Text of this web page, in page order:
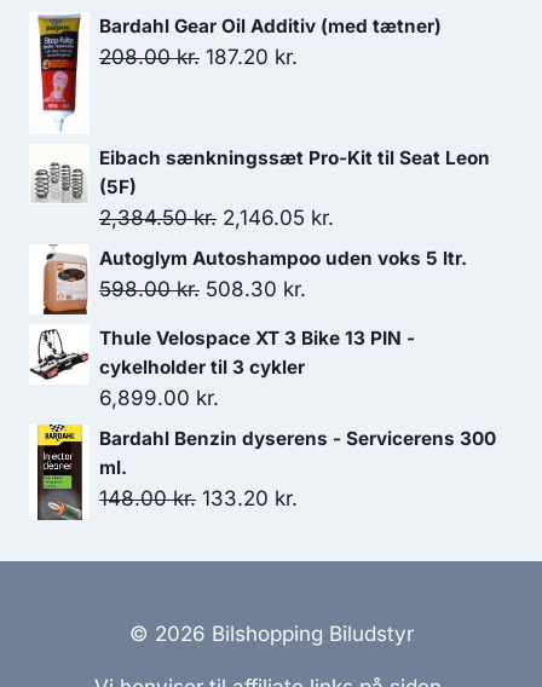
3,800.00 kr..3,420.00 kr..
Bardahl Gear Oil Additiv (med tætner)
208.00kr. Den
var:
187.20 kr.
er:
Eibach sænkningssæt Pro-Kit til Seat Leon
(5F)
2,384.50kr. Den
oprindelige
pris
2,384.50 kr..
2,146.05 kr.
aktuelle
2,146.05 kr..
Autoglym Autoshampoo uden voks 5 ltr.
598.00kr. Den
pris
508.30 kr.
pris
Thule Velospace XT 3 Bike 13 PIN -
cykelholder til 3 cykler
6,899.00 kr.
Bardahl Benzin dyserens - Servicerens 300
ml.
148.00kr. Den
pris
148.00 kr..
133.20 kr.
pris
133.20 kr..
© 2026 Bilshopping Biludstyr